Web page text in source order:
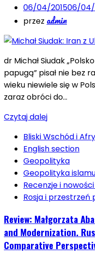
06/04/201506/04/
przez admin
dr Michał Siudak
papugą” pisał nie bez
wieku niewiele się w
zaraz obróci do…
Czytaj dalej
Bliski Wschód i
English section
Geopolityka
Geopolityka
Recenzje i
Rosja i przestrzeń
Review: Małgorzata
and Modernization.
Comparative